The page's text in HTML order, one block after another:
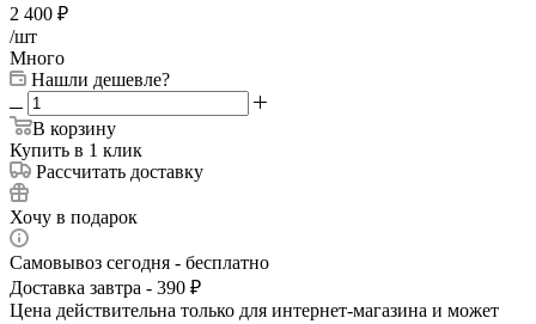
2 400 ₽
/шт
Много
Нашли дешевле?
В корзину
Купить в 1 клик
Рассчитать доставку
Хочу в подарок
Самовывоз сегодня - бесплатно
Доставка завтра - 390 ₽
Цена действительна только для интернет-магазина и может